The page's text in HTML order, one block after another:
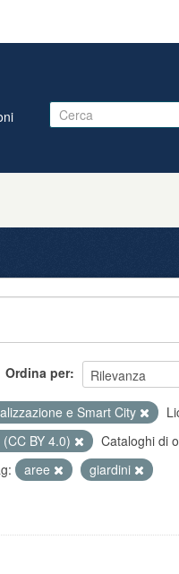
Ordina per
e Smart City
BY 4.0)
Cataloghi di
aree
giardini